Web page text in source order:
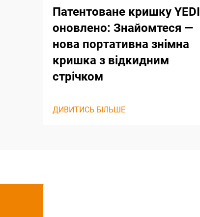
Патентоване кришку YEDI
оновлено: Знайомтеся —
нова портативна знімна
кришка з відкидним
стрічком
ДИВИТИСЬ БІЛЬШЕ